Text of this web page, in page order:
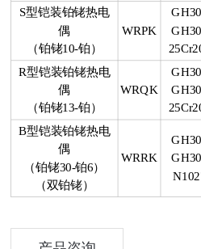
S型铠装铂铑热电
偶
（铂铑10-铂）
WRPK
R型铠装铂铑热电
偶
（铂铑13-铂）
WRQK
B型铠装铂铑热电
偶
（铂铑30-铂6）
（双铂铑）
WRRK